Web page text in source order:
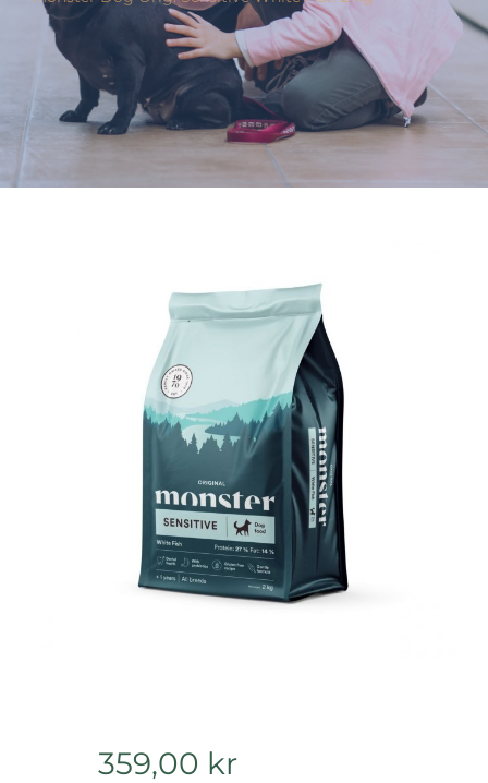
Varumärken
Hand i Tass
359,00 kr